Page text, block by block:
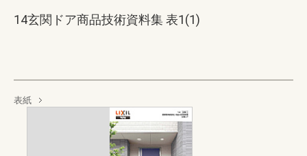
14玄関ドア商品技術資料集 表1(1)
表紙